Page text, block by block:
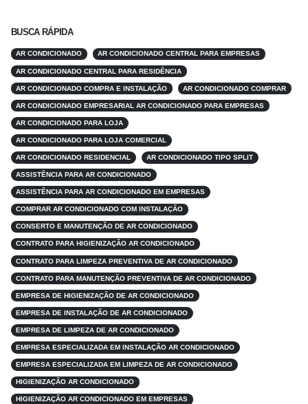
BUSCA RÁPIDA
AR CONDICIONADO AR CONDICIONADO CENTRAL PARA EMPRESAS
AR CONDICIONADO CENTRAL PARA RESIDÊNCIA
AR CONDICIONADO COMPRA E INSTALAÇÃO AR CONDICIONADO COMPRAR
AR CONDICIONADO EMPRESARIAL AR CONDICIONADO PARA EMPRESAS
AR CONDICIONADO PARA LOJA
AR CONDICIONADO PARA LOJA COMERCIAL
AR CONDICIONADO RESIDENCIAL AR CONDICIONADO TIPO SPLIT
ASSISTÊNCIA PARA AR CONDICIONADO
ASSISTÊNCIA PARA AR CONDICIONADO EM EMPRESAS
COMPRAR AR CONDICIONADO COM INSTALAÇÃO
CONSERTO E MANUTENÇÃO DE AR CONDICIONADO
CONTRATO PARA HIGIENIZAÇÃO AR CONDICIONADO
CONTRATO PARA LIMPEZA PREVENTIVA DE AR CONDICIONADO
CONTRATO PARA MANUTENÇÃO PREVENTIVA DE AR CONDICIONADO
EMPRESA DE HIGIENIZAÇÃO DE AR CONDICIONADO
EMPRESA DE INSTALAÇÃO DE AR CONDICIONADO
EMPRESA DE LIMPEZA DE AR CONDICIONADO
EMPRESA ESPECIALIZADA EM INSTALAÇÃO AR CONDICIONADO
EMPRESA ESPECIALIZADA EM LIMPEZA DE AR CONDICIONADO
HIGIENIZAÇÃO AR CONDICIONADO
HIGIENIZAÇÃO AR CONDICIONADO EM EMPRESAS